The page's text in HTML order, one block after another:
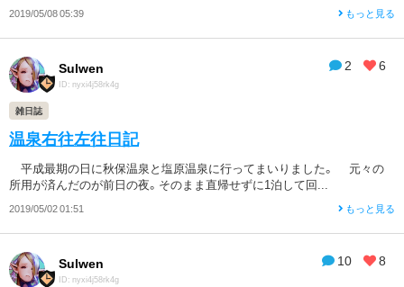
2019/05/08 05:39 もっと見る
2 6
Sulwen
ID: nyxi4j58rk4g
雑日誌
温泉右往左往日記
平成最期の日に秋保温泉と塩原温泉に行ってまいりました。 元々の
所用が済んだのが前日の夜。そのまま直帰せずに1泊して回...
2019/05/02 01:51 もっと見る
10 8
Sulwen
ID: nyxi4j58rk4g